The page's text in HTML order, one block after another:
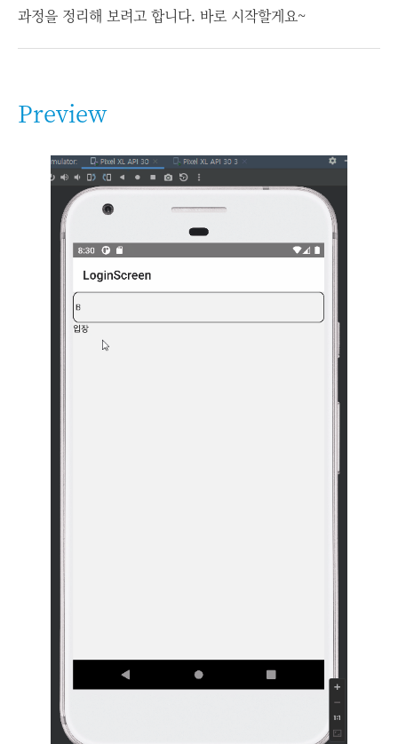
과정을 정리해 보려고 합니다. 바로 시작할게요~
Preview